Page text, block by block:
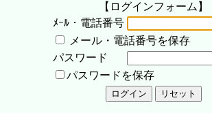
【ログインフォーム】
ﾒｰﾙ・電話番号
メール・電話番号を保存
パスワード
パスワードを保存